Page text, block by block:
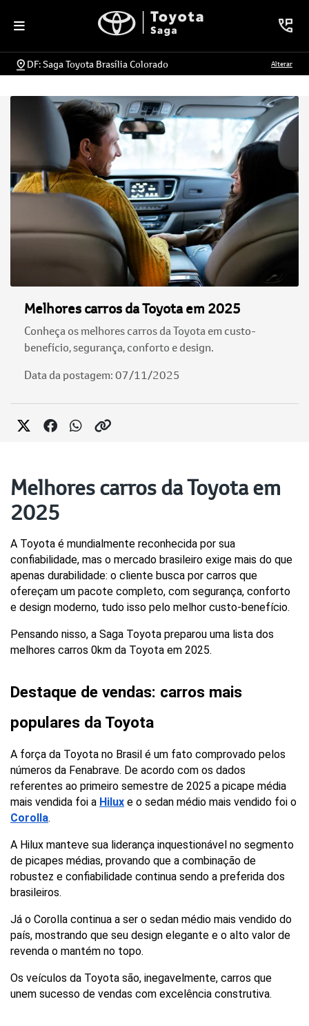
DF: Saga Toyota Brasília Colorado Alterar
Melhores carros da Toyota em 2025
Conheça os melhores carros da Toyota em custo-
benefício, segurança, conforto e design.
Data da postagem: 07/11/2025
Melhores carros da Toyota em
2025
A Toyota é mundialmente reconhecida por sua
confiabilidade, mas o mercado brasileiro exige mais do que
apenas durabilidade: o cliente busca por carros que
ofereçam um pacote completo, com segurança, conforto
e design moderno, tudo isso pelo melhor custo-benefício.
Pensando nisso, a Saga Toyota preparou uma lista dos
melhores carros 0km da Toyota em 2025.
Destaque de vendas: carros mais
populares da Toyota
A força da Toyota no Brasil é um fato comprovado pelos
números da Fenabrave. De acordo com os dados
referentes ao primeiro semestre de 2025 a picape média
mais vendida foi a Hilux
Corolla.
A Hilux manteve sua liderança inquestionável no segmento
de picapes médias, provando que a combinação de
robustez e confiabilidade continua sendo a preferida dos
brasileiros.
Já o Corolla continua a ser o sedan médio mais vendido do
país, mostrando que seu design elegante e o alto valor de
revenda o mantém no topo.
Os veículos da Toyota são, inegavelmente, carros que
unem sucesso de vendas com excelência construtiva.